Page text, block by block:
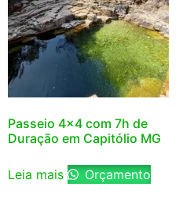
Passeio 4×4 com 7h de
Duração em Capitólio MG
Leia mais Orçamento